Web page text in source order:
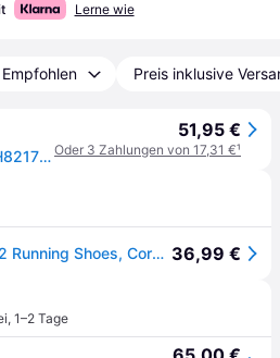
Lerne wie
Empfohlen Preis inklusive
Adidas - Sneakers - IH8217 - Herren - EU 45 1/3
51,95 €
Oder 3 Zahlungen von 17,31 €¹
adidas Herren Duramo Sl 2 Running Shoes, Core Black/Core Black/Core Black, 44 2/3 EU 36,99 €
, 1–2 Tage